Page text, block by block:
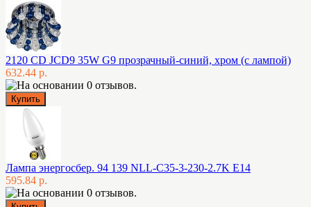
2120 CD JCD9 35W G9 прозрачный-синий, хром (с лампой)
632.44 р.
Лампа энергосбер. 94 139 NLL-C35-3-230-2.7K E14
595.84 р.